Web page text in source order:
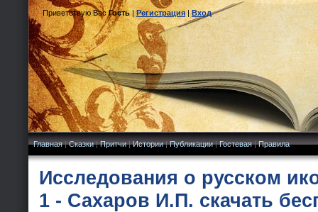
Приветствую Вас Гость|Регистрация|Вход
Главная|Сказки|Притчи|Истории|Публикации|Гостевая|Правила
Исследования о русском
1 - Сахаров И.П. скачать